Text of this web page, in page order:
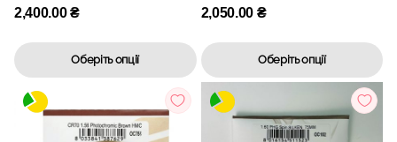
2,400.00₴
Оберіть опції
2,050.00 ₴
Оберіть опції